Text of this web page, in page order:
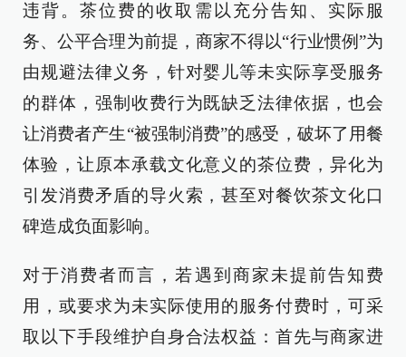
违背。茶位费的收取需以充分告知、实际服
务、公平合理为前提，商家不得以“行业惯例”为
由规避法律义务，针对婴儿等未实际享受服务
的群体，强制收费行为既缺乏法律依据，也会
让消费者产生“被强制消费”的感受，破坏了用餐
体验，让原本承载文化意义的茶位费，异化为
引发消费矛盾的导火索，甚至对餐饮茶文化口
碑造成负面影响。
对于消费者而言，若遇到商家未提前告知费
用，或要求为未实际使用的服务付费时，可采
取以下手段维护自身合法权益：首先与商家进